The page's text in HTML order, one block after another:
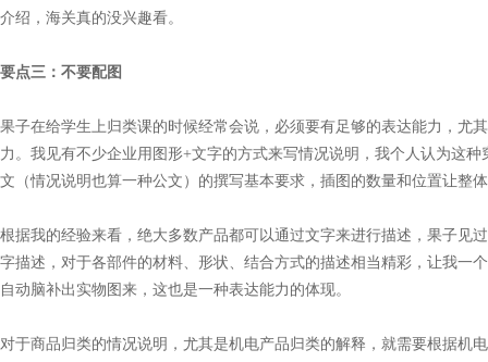
介绍，海关真的没兴趣看。
要点三：不要配图
果子在给学生上归类课的时候经常会说，必须要有足够的表达能力，尤
力。我见有不少企业用图形+文字的方式来写情况说明，我个人认为这种
文（情况说明也算一种公文）的撰写基本要求，插图的数量和位置让整
根据我的经验来看，绝大多数产品都可以通过文字来进行描述，果子见
字描述，对于各部件的材料、形状、结合方式的描述相当精彩，让我一
自动脑补出实物图来，这也是一种表达能力的体现。
对于商品归类的情况说明，尤其是机电产品归类的解释，就需要根据机